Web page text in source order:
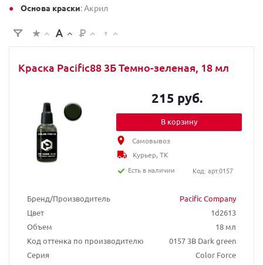
Основа краски: Акрил
Краска Pacific88 3Б Темно-зеленая, 18 мл
Бренд/Производитель
Pacific Company
Цвет
1d2613
Объем
18 мл
Код оттенка по производителю
0157 3B Dark green
Серия
Color Force
215 руб.
В корзину
Самовывоз
Курьер, ТК
Есть в наличии
Код: арт.0157